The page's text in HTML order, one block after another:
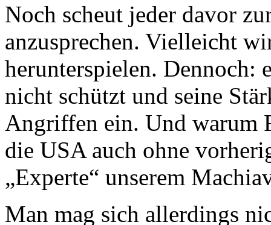
Noch scheut jeder davor
anzusprechen. Vielleicht
herunterspielen. Dennoch:
nicht schützt und seine
Angriffen ein. Und warum
die USA auch ohne
„Experte“ unserem
Man mag sich allerdings